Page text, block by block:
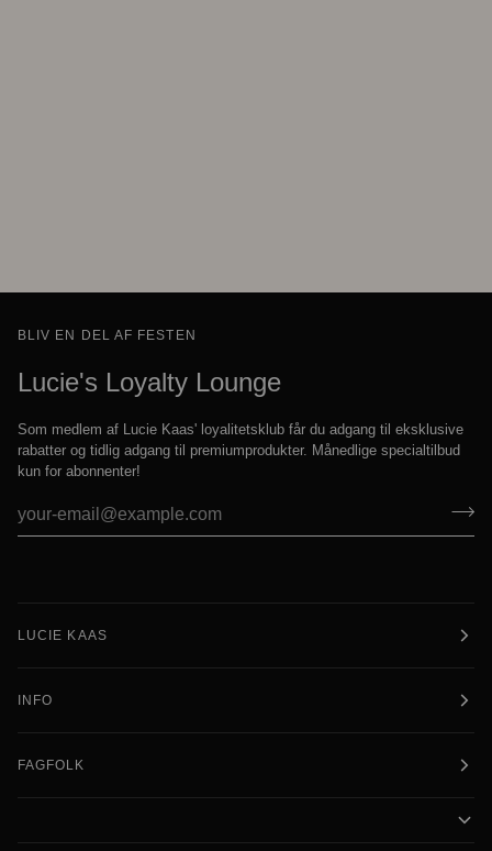
BLIV EN DEL AF FESTEN
Lucie's Loyalty Lounge
Som medlem af Lucie Kaas' loyalitetsklub får du adgang til eksklusive
rabatter og tidlig adgang til premiumprodukter. Månedlige specialtilbud
kun for abonnenter!
LUCIE KAAS
INFO
FAGFOLK